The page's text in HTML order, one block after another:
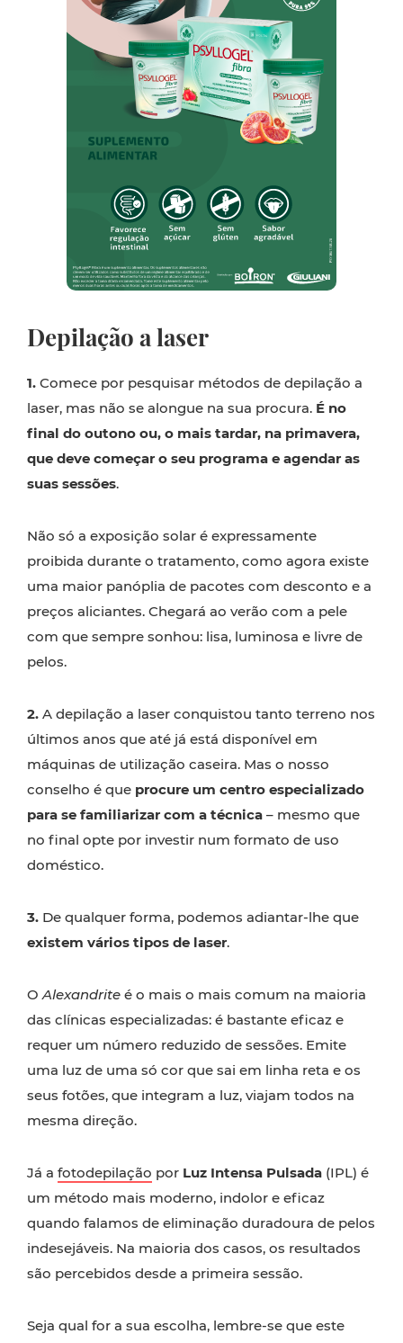
Depilação a laser
1. Comece por pesquisar métodos de depilação a
laser, mas não se alongue na sua procura. É no
final do outono ou, o mais tardar, na primavera,
que deve começar o seu programa e agendar as
suas sessões.
Não só a exposição solar é expressamente
proibida durante o tratamento, como agora existe
uma maior panóplia de pacotes com desconto e a
preços aliciantes. Chegará ao verão com a pele
com que sempre sonhou: lisa, luminosa e livre de
pelos.
2. A depilação a laser conquistou tanto terreno nos
últimos anos que até já está disponível em
máquinas de utilização caseira. Mas o nosso
conselho é que procure um centro especializado
para se familiarizar com a técnica – mesmo que
no final opte por investir num formato de uso
doméstico.
3. De qualquer forma, podemos adiantar-lhe que
existem vários tipos de laser.
OAlexandrite é o mais o mais comum na maioria
das clínicas especializadas: é bastante eficaz e
requer um número reduzido de sessões. Emite
uma luz de uma só cor que sai em linha reta e os
seus fotões, que integram a luz, viajam todos na
mesma direção.
Já a fotodepilação por Luz Intensa Pulsada (IPL) é
um método mais moderno, indolor e eficaz
quando falamos de eliminação duradoura de pelos
indesejáveis. Na maioria dos casos, os resultados
são percebidos desde a primeira sessão.
Seja qual for a sua escolha, lembre-se que este